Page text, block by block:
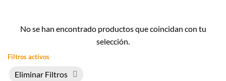
No se han encontrado productos que coincidan con tu
selección.
Filtros activos
Eliminar Filtros